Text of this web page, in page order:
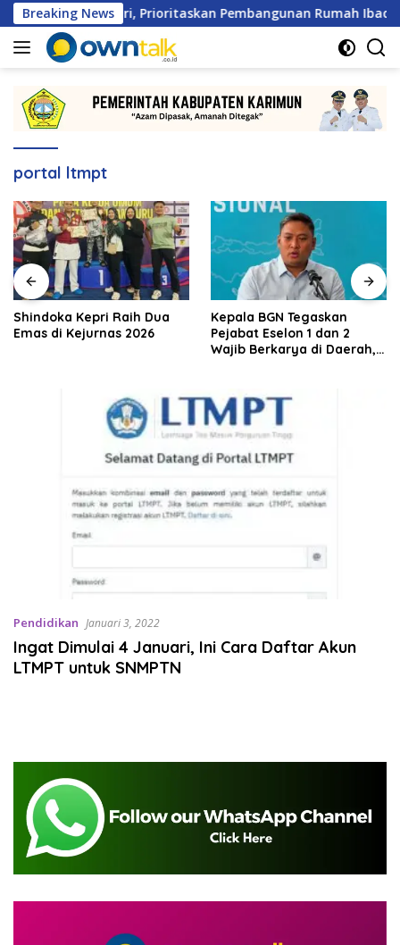
Langsung
ke
konten
Breaking News
Lestari, Prioritaskan Pembangunan Rumah Ibadah
portal ltmpt
Shindoka Kepri Raih Dua
Emas di Kejurnas 2026
Kepala BGN Tegaskan
Pejabat Eselon 1 dan 2
Wajib Berkarya di Daerah,
Pendidikan Januari 3, 2022
Ingat Dimulai 4 Januari, Ini Cara Daftar Akun
LTMPT untuk SNMPTN